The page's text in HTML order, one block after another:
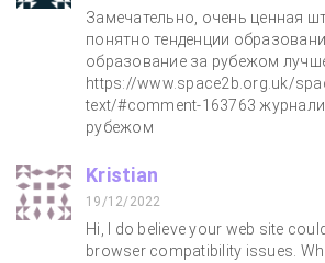
Замечательно, очень ценная
понятно тенденции
образование за рубежом
https://www.space2b.org.uk/
text/#comment-163763
рубежом
Kristian
19/12/2022
Hi, I do believe your web site
browser compatibility issues.